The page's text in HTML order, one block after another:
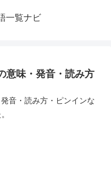
一覧ナビ
意味・発音・読み方
音・読み方・ピンインな